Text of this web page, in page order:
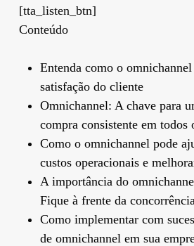
[tta_listen_btn]
Conteúdo
Entenda como o
satisfação do cliente
Omnichannel: A chave para
compra consistente em todos
Como o omnichannel pode
custos operacionais e
A importância do
Fique à frente da concorrência
Como implementar com
de omnichannel em sua